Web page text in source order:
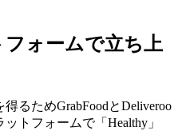
ォームで立ち上
るためGrabFoodとDeliveroo
トフォームで「Healthy」